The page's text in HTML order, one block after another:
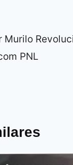
Murilo
PNL